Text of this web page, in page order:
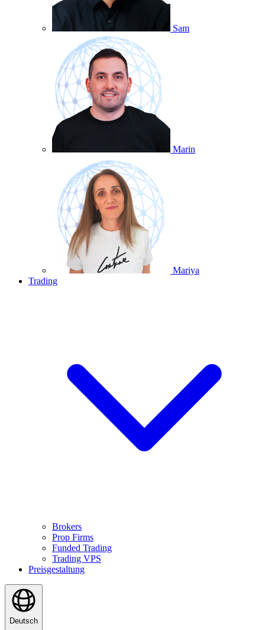
Sam
Marin
Mariya
Trading
Brokers
Prop Firms
Funded Trading
Trading VPS
Preisgestaltung
Deutsch